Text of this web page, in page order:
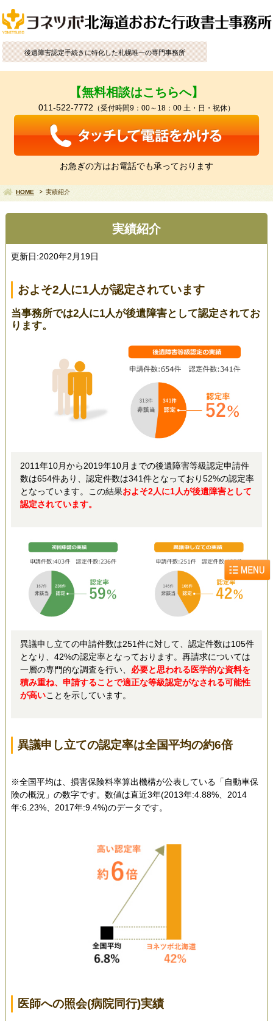
後遺障害認定手続きに特化した札幌唯一の専門事務所
【無料相談はこちらへ】
011-522-7772 （受付時間9：00～18：00 土・日・祝休）
お急ぎの方はお電話でも承っております
HOME 実績紹介
実績紹介
更新日:2020年2月19日
およそ2人に1人が認定されています
当事務所では2人に1人が後遺障害として認定されてお
ります。
2011年10月から2019年10月までの後遺障害等級認定申請件
数は654件あり、認定件数は341件となっており52%の認定率
となっています。この結果およそ2人に1人が後遺障害として
認定されています。
異議申し立ての申請件数は251件に対して、認定件数は105件
となり、42%の認定率となっております。再請求については
一層の専門的な調査を行い、 必要と思われる医学的な資料を
積み重ね、申請することで適正な等級認定がなされる可能性
が高いことを示しています。
異議申し立ての認定率は全国平均の約6倍
※全国平均は、損害保険料率算出機構が公表している「自動車保
険の概況」の数字です。数値は直近3年(2013年:4.88%、2014
年:6.23%、2017年:9.4%)のデータです。
医師への照会(病院同行)実績